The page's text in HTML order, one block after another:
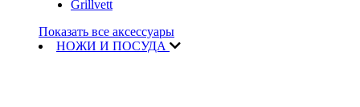
Grillvett
Показать все аксессуары
НОЖИ И ПОСУДА